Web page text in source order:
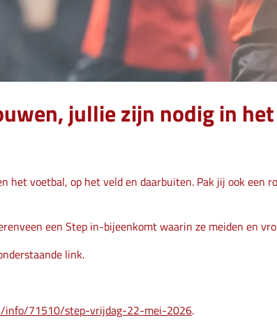
jullie zijn nodig in
het voetbal, op het veld en daarbuiten. Pak jij ook
een Step in-bijeenkomt waarin ze meiden
link.
info/71510/step-vrijdag-22-mei-2026.